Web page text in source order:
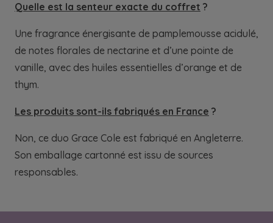
Quelle est la senteur exacte du coffret ?
Une fragrance énergisante de pamplemousse acidulé,
de notes florales de nectarine et d’une pointe de
vanille, avec des huiles essentielles d’orange et de
thym.
Les produits sont-ils fabriqués en France ?
Non, ce duo Grace Cole est fabriqué en Angleterre.
Son emballage cartonné est issu de sources
responsables.